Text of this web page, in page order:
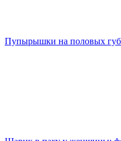
Пупырышки на половых